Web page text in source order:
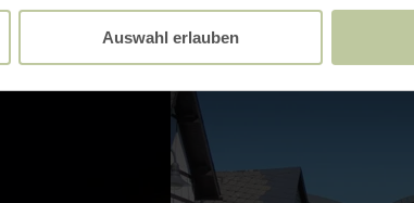
Auswahl erlauben